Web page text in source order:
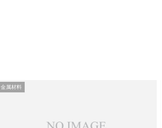
金属材料